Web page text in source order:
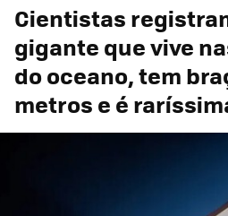
Cientistas
gigante que vive
do oceano, tem
metros e é